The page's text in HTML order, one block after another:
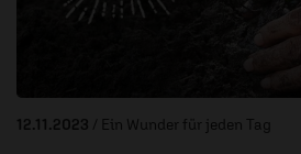
PROGRAMM
12.11.2023 / Ein Wunder für jeden Tag